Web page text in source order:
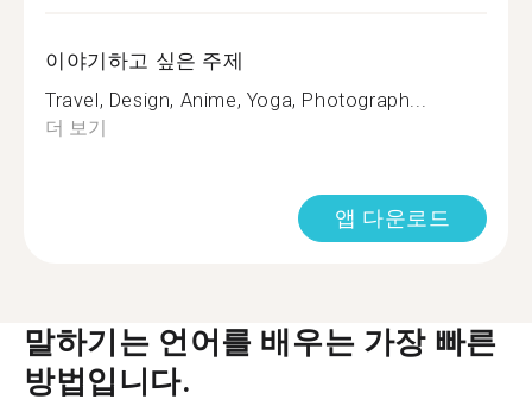
이야기하고 싶은 주제
Travel, Design, Anime, Yoga, Photograph...
더 보기
앱 다운로드
말하기는 언어를 배우는 가장 빠른
방법입니다.